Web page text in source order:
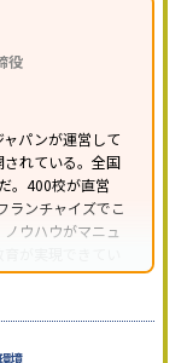
受講可能
ケート調査方法を参
役
パンが運営して
れている。全国
。400校が直営
ランチャイズでこ
ウハウがマニュ
が実現できてい
境